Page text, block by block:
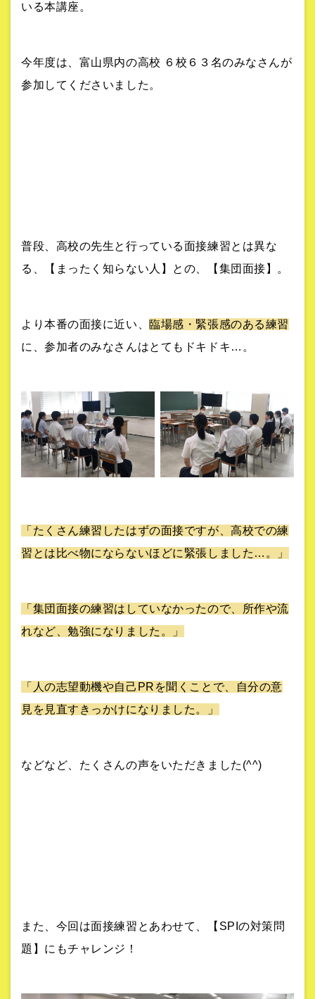
いる本講座。
今年度は、富山県内の高校 ６校６３名のみなさんが
参加してくださいました。
普段、高校の先生と行っている面接練習とは異な
る、【まったく知らない人】との、【集団面接】。
より本番の面接に近い、 臨場感・緊張感のある練習
に、参加者のみなさんはとてもドキドキ…。
「たくさん練習したはずの面接ですが、高校での練
習とは比べ物にならないほどに緊張しました…。」
「集団面接の練習はしていなかったので、所作や流
れなど、勉強になりました。」
「人の志望動機や自己PRを聞くことで、自分の意
見を見直すきっかけになりました。」
などなど、たくさんの声をいただきました(^^)
また、今回は面接練習とあわせて、【SPIの対策問
題】にもチャレンジ！